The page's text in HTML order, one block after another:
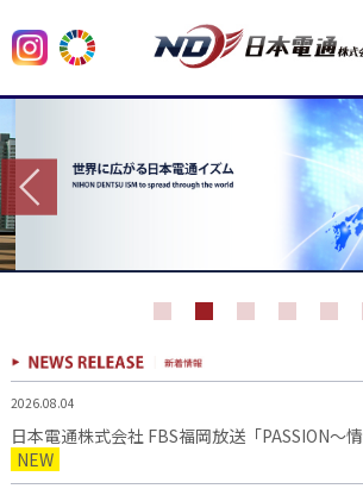
2026.08.04
日本電通株式会社 FBS福岡放送「PASSION～
NEW